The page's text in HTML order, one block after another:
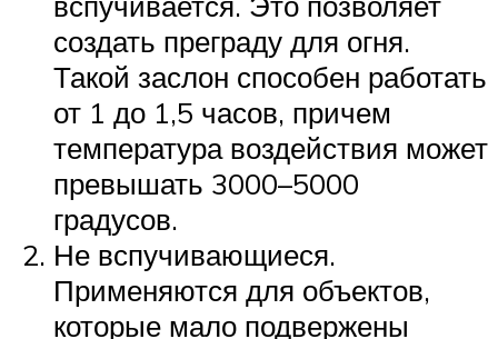
создать преграду для огня.
Такой заслон способен работать
от 1 до 1,5 часов, причем
температура воздействия может
превышать 3000–5000
градусов.
Не вспучивающиеся.
Применяются для объектов,
которые мало подвержены